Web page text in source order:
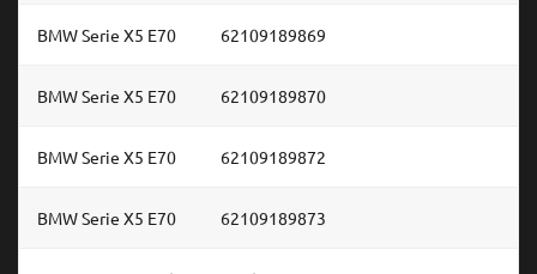
BMW Serie X5 E70 62109189869
BMW Serie X5 E70 62109189870
BMW Serie X5 E70 62109189872
BMW Serie X5 E70 62109189873